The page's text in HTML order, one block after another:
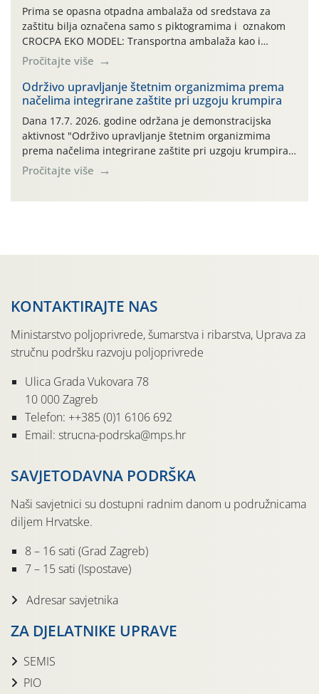
Prima se opasna otpadna ambalaža od sredstava za
zaštitu bilja označena samo s piktogramima i oznakom
CROCPA EKO MODEL: Transportna ambalaža kao i
ambalaža drugih proizvoda koji nisu sredstva za zaštitu
bilja (npr. ambalaža od mineralnih gnojiva,) se ne
prihvaća. Korisnicima je osiguran besplatni povrat
prazne ambalaže isključivo ovih tvrtki: AGROCHEM-MAKS,
AGRONOM, ALBAUGH TKI* (PINUS […]
Pročitajte više
Održivo upravljanje štetnim organizmima prema
načelima integrirane zaštite pri uzgoju krumpira
Dana 17.7. 2026. godine održana je demonstracijska
aktivnost "Održivo upravljanje štetnim organizmima
prema načelima integrirane zaštite pri uzgoju krumpira"
na pokusnom polju "Poredje", kraj naselja Belica (ARKOD
parcela ID 2445031) (središnji dio Međimurske županije).
Pročitajte više
KONTAKTIRAJTE NAS
Ministarstvo poljoprivrede, šumarstva i ribarstva, Uprava za
stručnu podršku razvoju poljoprivrede
Ulica Grada Vukovara 78
10 000 Zagreb
Telefon: ++385 (0)1 6106 692
Email: strucna-podrska@mps.hr
SAVJETODAVNA PODRŠKA
Naši savjetnici su dostupni radnim danom u podružnicama
diljem Hrvatske.
8 – 16 sati (Grad Zagreb)
7 – 15 sati (Ispostave)
Adresar savjetnika
ZA DJELATNIKE UPRAVE
SEMIS
PIO